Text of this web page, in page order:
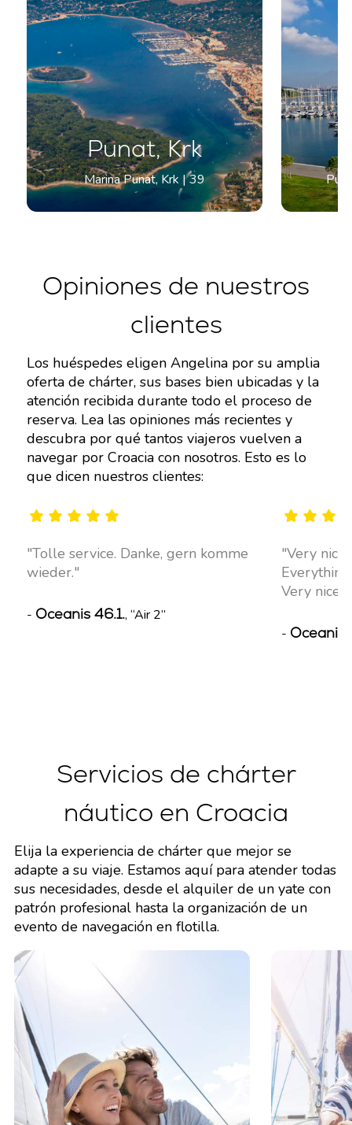
Punat, Krk
Marina Punat, Krk | 39
Opiniones de nuestros
clientes
Los huéspedes eligen Angelina por su amplia
oferta de chárter, sus bases bien ubicadas y la
atención recibida durante todo el proceso de
reserva. Lea las opiniones más recientes y
descubra por qué tantos viajeros vuelven a
navegar por Croacia con nosotros. Esto es lo
que dicen nuestros clientes:
Tolle service. Danke, gern komme
wieder.
- Oceanis 46.1., “Air 2”
Very nice
Very nice
- Oceanis
Servicios de chárter
náutico en Croacia
Elija la experiencia de chárter que mejor se
adapte a su viaje. Estamos aquí para atender todas
sus necesidades, desde el alquiler de un yate con
patrón profesional hasta la organización de un
evento de navegación en flotilla.